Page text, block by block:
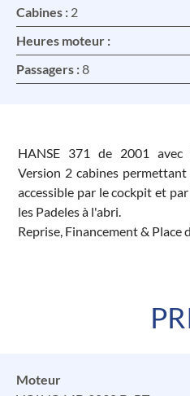
Cabines : 2
Heures moteur :
Passagers :8
HANSE 371 de 2001
Version 2 cabines
accessible par le cockpit et
les Padeles à l'abri.
Reprise, Financement & Place
Moteur